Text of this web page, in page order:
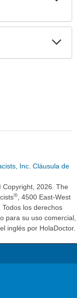
Inc. Cláusula de
2026. The
®, 4500 East-West
los derechos
para su uso comercial,
inglés por HolaDoctor.